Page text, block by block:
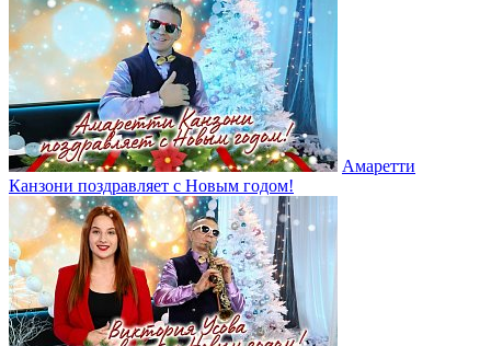
Амаретти
Канзони поздравляет с Новым годом!